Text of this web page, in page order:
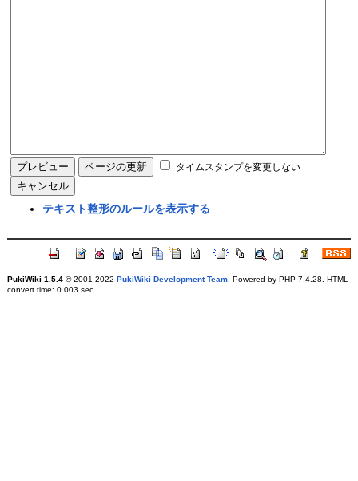
タイムスタンプを変更しない
テキスト整形のルールを表示する
PukiWiki 1.5.4© 2001-2022 PukiWiki Development Team. Powered by PHP 7.4.28. HTML
convert time: 0.003 sec.